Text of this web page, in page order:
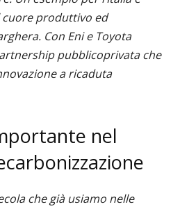
cuore produttivo ed
Con Eni e Toyota
pubblicoprivata che
a ricaduta
nel
che già usiamo nelle